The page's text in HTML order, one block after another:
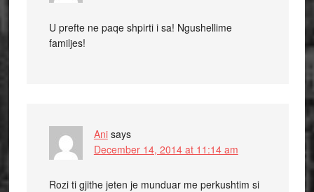
U prefte ne paqe shpirti i sa! Ngushellime
familjes!
Ani says
December 14, 2014 at 11:14 am
Rozi ti gjithe jeten je munduar me perkushtim si